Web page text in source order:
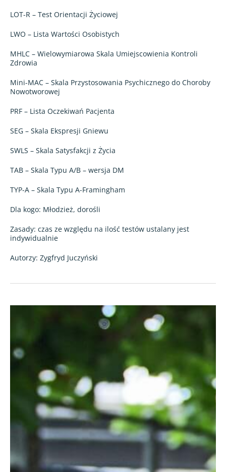
LOT-R – Test Orientacji Życiowej
LWO – Lista Wartości Osobistych
MHLC – Wielowymiarowa Skala Umiejscowienia Kontroli
Zdrowia
Mini-MAC – Skala Przystosowania Psychicznego do Choroby
Nowotworowej
PRF – Lista Oczekiwań Pacjenta
SEG – Skala Ekspresji Gniewu
SWLS – Skala Satysfakcji z Życia
TAB – Skala Typu A/B – wersja DM
TYP-A – Skala Typu A-Framingham
Dla kogo: Młodzież, dorośli
Zasady: czas ze względu na ilość testów ustalany jest
indywidualnie
Autorzy: Zygfryd Juczyński